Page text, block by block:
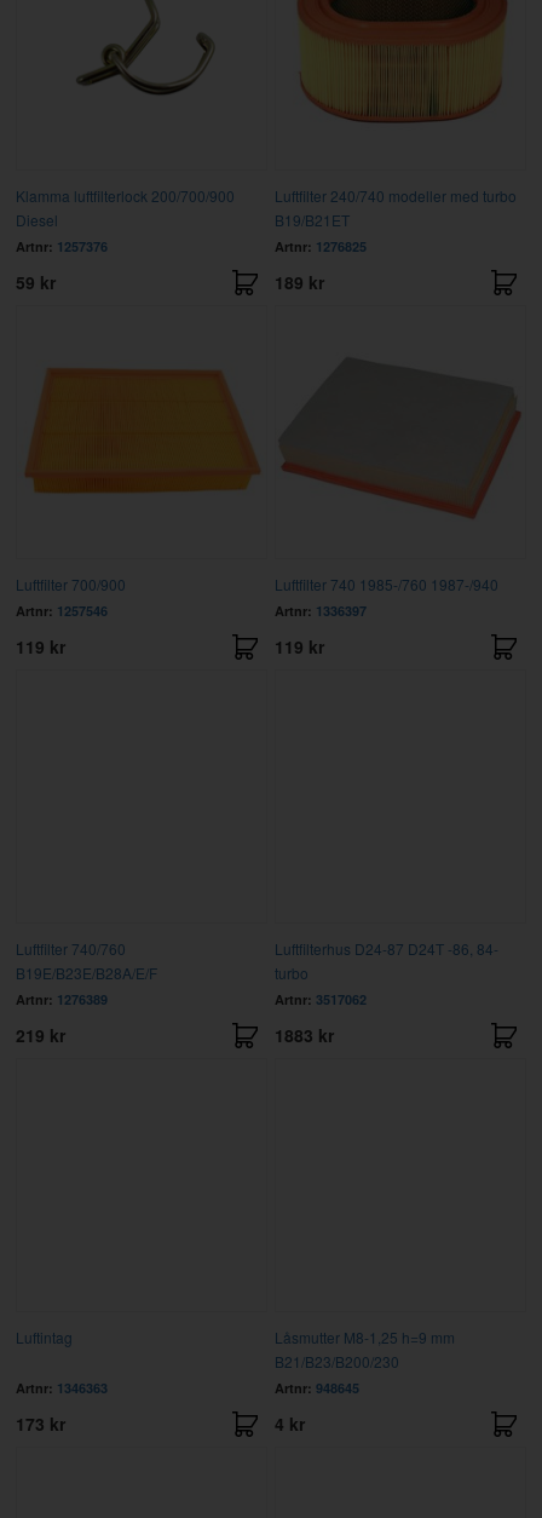
Klamma luftfilterlock 200/700/900
Diesel
Artnr: 1257376
59 kr
Luftfilter 240/740 modeller med turbo
B19/B21ET
Artnr: 1276825
189 kr
Luftfilter 700/900
Artnr: 1257546
119 kr
Luftfilter 740 1985-/760 1987-/940
Artnr: 1336397
119 kr
Luftfilter 740/760
B19E/B23E/B28A/E/F
Artnr: 1276389
219 kr
Luftfilterhus D24-87 D24T -86, 84-
turbo
Artnr: 3517062
1883 kr
Luftintag
Artnr: 1346363
173 kr
Låsmutter M8-1,25 h=9 mm
B21/B23/B200/230
Artnr: 948645
4 kr